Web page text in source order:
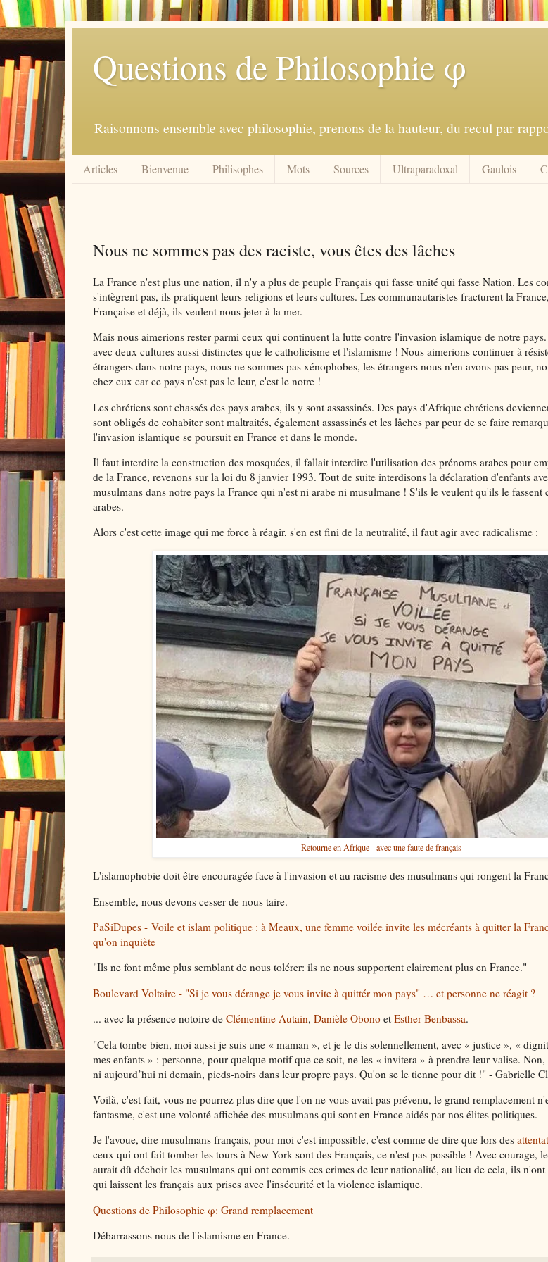
Questions de Philosophie φ
Raisonnons ensemble avec philosophie, prenons de la hauteur, du recul par
Articles Bienvenue Philisophes Mots Sources Ultraparadoxal Gaulois
Nous ne sommes pas des raciste, vous êtes des lâches
La France n'est plus une nation, il n'y a plus de peuple Français qui fasse unité qui fasse Nation. Les
s'intègrent pas, ils pratiquent leurs religions et leurs cultures. Les communautaristes fracturent la
Française et déjà, ils veulent nous jeter à la mer.
Mais nous aimerions rester parmi ceux qui continuent la lutte contre l'invasion islamique de notre
avec deux cultures aussi distinctes que le catholicisme et l'islamisme ! Nous aimerions continuer à
étrangers dans notre pays, nous ne sommes pas xénophobes, les étrangers nous n'en avons pas peur,
chez eux car ce pays n'est pas le leur, c'est le notre !
Les chrétiens sont chassés des pays arabes, ils y sont assassinés. Des pays d'Afrique chrétiens
sont obligés de cohabiter sont maltraités, également assassinés et les lâches par peur de se faire
l'invasion islamique se poursuit en France et dans le monde.
Il faut interdire la construction des mosquées, il fallait interdire l'utilisation des prénoms arabes pour
de la France, revenons sur la loi du 8 janvier 1993. Tout de suite interdisons la déclaration d'enfants
musulmans dans notre pays la France qui n'est ni arabe ni musulmane ! S'ils le veulent qu'ils le fassent
arabes.
Alors c'est cette image qui me force à réagir, s'en est fini de la neutralité, il faut agir avec radicalisme :
Retourne en Afrique - avec une faute de français
L'islamophobie doit être encouragée face à l'invasion et au racisme des musulmans qui rongent la
Ensemble, nous devons cesser de nous taire.
PaSiDupes - Voile et islam politique : à Meaux, une femme voilée invite les mécréants à quitter la
qu'on inquiète
"Ils ne font même plus semblant de nous tolérer: ils ne nous supportent clairement plus en France."
Boulevard Voltaire - "Si je vous dérange je vous invite à quittér mon pays" … et personne ne réagit ?
... avec la présence notoire de Clémentine Autain, Danièle Obono et Esther Benbassa.
"Cela tombe bien, moi aussi je suis une « maman », et je le dis solennellement, avec « justice », «
mes enfants » : personne, pour quelque motif que ce soit, ne les « invitera » à prendre leur valise.
ni aujourd’hui ni demain, pieds-noirs dans leur propre pays. Qu'on se le tienne pour dit !" - Gabrielle
Voilà, c'est fait, vous ne pourrez plus dire que l'on ne vous avait pas prévenu, le grand remplacement
fantasme, c'est une volonté affichée des musulmans qui sont en France aidés par nos élites politiques.
Je l'avoue, dire musulmans français, pour moi c'est impossible, c'est comme de dire que lors des
ceux qui ont fait tomber les tours à New York sont des Français, ce n'est pas possible ! Avec courage,
aurait dû déchoir les musulmans qui ont commis ces crimes de leur nationalité, au lieu de cela, ils
qui laissent les français aux prises avec l'insécurité et la violence islamique.
Questions de Philosophie φ: Grand remplacement
Débarrassons nous de l'islamisme en France.